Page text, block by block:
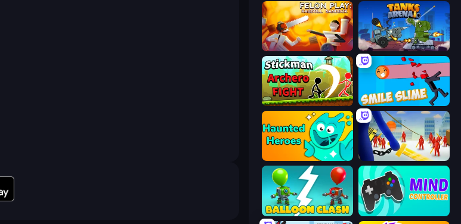
Felon Play: Ragdoll Sandbox Tanks Arena io: Craft & Combat
Stickman Archero Fight Smile Slime
Haunted Heroes Slasher
Balloon Clash Mind Controller